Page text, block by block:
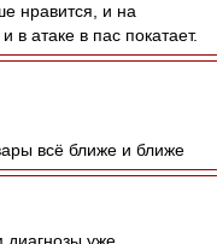
нравится, и на
в атаке в пас покатает.
всё ближе и ближе